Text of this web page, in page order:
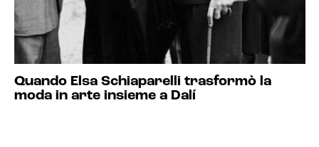
Quando Elsa Schiaparelli trasformò la
moda in arte insieme a Dalí